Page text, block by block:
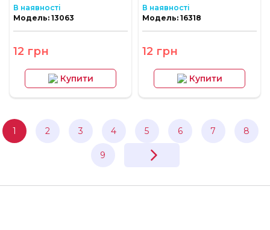
В наявності
Модель: 13063
12 грн
Купити
В наявності
Модель: 16318
12 грн
Купити
1 2 3 4 5 6 7 8
9